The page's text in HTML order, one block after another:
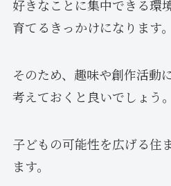
好きなことに集中できる環
育てるきっかけになります。
そのため、趣味や創作活動
考えておくと良いでしょう。
子どもの可能性を広げる住
ます。